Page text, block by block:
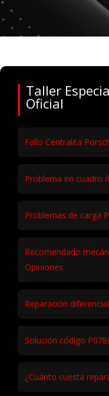
Taller
Oficial
Fallo Centralita
Problema en cuadro
Problemas de carga
Recomendado
Opiniones
Reparación
Solución código
¿Cuánto cuesta